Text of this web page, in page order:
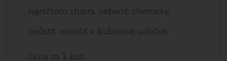
najnižšom stupni, nebieliť, chemicky
nečistiť, nesušiť v bubnovej sušičke.
Cena za 1 kus.